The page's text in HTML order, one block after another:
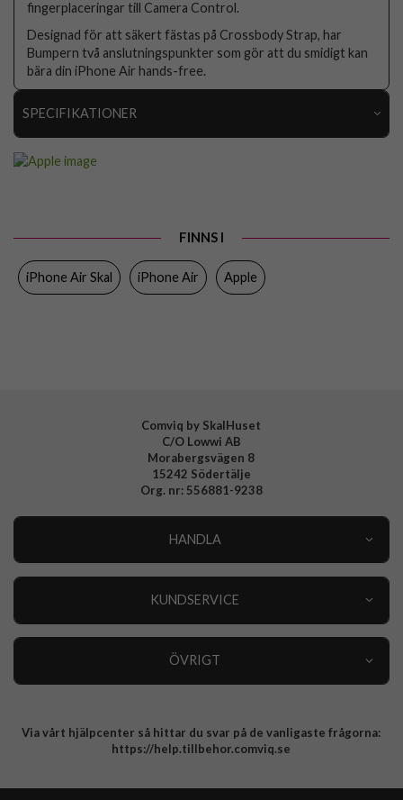
fingerplaceringar till Camera Control.
Designad för att säkert fästas på Crossbody Strap, har
Bumpern två anslutningspunkter som gör att du smidigt kan
bära din iPhone Air hands-free.
SPECIFIKATIONER
Trådlös laddning-kompatibel
Färg
FINNS I
iPhone Air Skal iPhone Air Apple
Comviq by SkalHuset
C/O Lowwi AB
Morabergsvägen 8
15242 Södertälje
Org. nr: 556881-9238
HANDLA
KUNDSERVICE
ÖVRIGT
Integritetspolicy
Via vårt hjälpcenter så hittar du svar på de vanligaste frågorna:
https://help.tillbehor.comviq.se